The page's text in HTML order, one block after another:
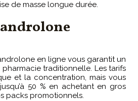
de masse longue durée.
en ligne vous garantit un
pharmacie traditionnelle. Les tarifs
et la concentration, mais vous
50 % en achetant en gros
packs promotionnels.